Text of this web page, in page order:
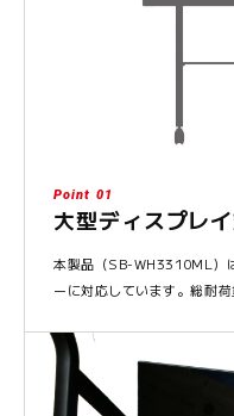
Point 01
大型ディスプレ
本製品（SB-WH3310ML）
ーに対応しています。総耐